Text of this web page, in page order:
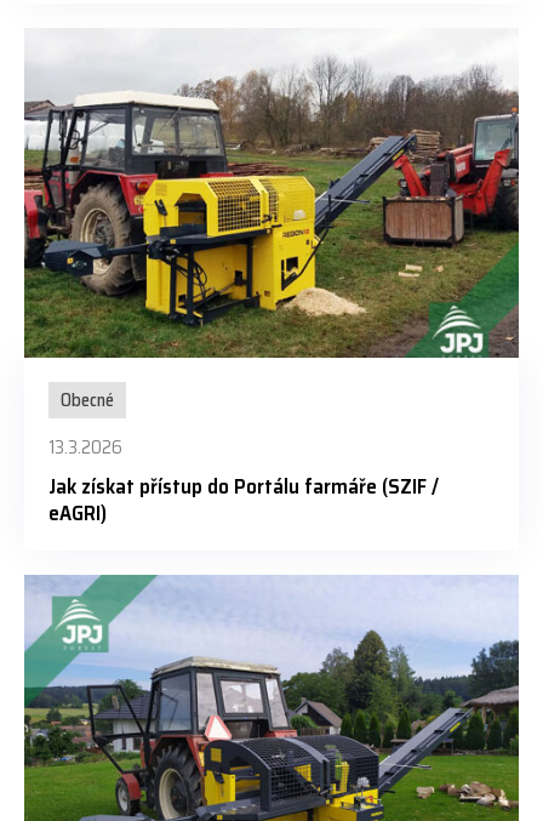
Obecné
13.3.2026
Jak získat přístup do Portálu farmáře (SZIF /
eAGRI)